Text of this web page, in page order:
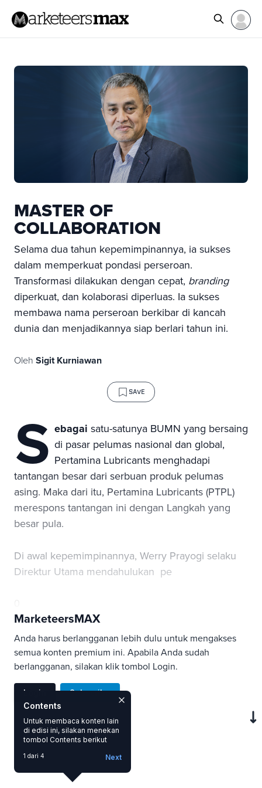
MASTER OF
COLLABORATION
Selama dua tahun kepemimpinannya, ia sukses
dalam memperkuat pondasi perseroan.
Transformasi dilakukan dengan cepat, branding
diperkuat, dan kolaborasi diperluas. Ia sukses
membawa nama perseroan berkibar di kancah
dunia dan menjadikannya siap berlari tahun ini.
Oleh Sigit Kurniawan
SAVE
S ebagai satu-satunya BUMN yang bersaing
di pasar pelumas nasional dan global,
Pertamina Lubricants menghadapi
tantangan besar dari serbuan produk pelumas
asing. Maka dari itu, Pertamina Lubricants (PTPL)
merespons tantangan ini dengan Langkah yang
besar pula.
Di awal kepemimpinannya, Werry Prayogi selaku
Direktur Utama mendahulukan pe
MarketeersMAX
Anda harus berlangganan lebih dulu untuk mengakses
semua konten premium ini. Apabila Anda sudah
berlangganan, silakan klik tombol Login.
Login Subscribe
Contents
Untuk membaca konten lain
di edisi ini, silakan menekan
tombol Contents berikut
1 dari 4 Next